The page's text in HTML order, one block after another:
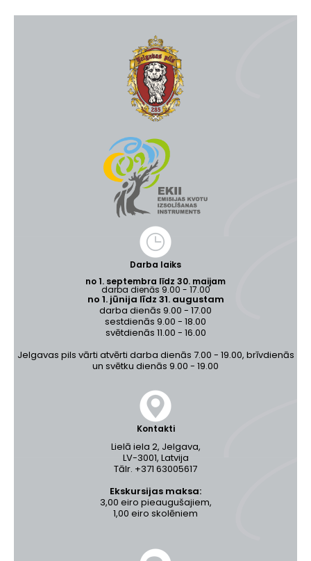
Darba laiks
no 1. septembra līdz 30. maijam
darba dienās 9.00 - 17.00
no 1. jūnija līdz 31. augustam
darba dienās 9.00 - 17.00
sestdienās 9.00 - 18.00
svētdienās 11.00 - 16.00
Jelgavas pils vārti atvērti darba dienās 7.00 - 19.00, brīvdienās
un svētku dienās 9.00 - 19.00
Kontakti
Lielā iela 2, Jelgava,
LV-3001, Latvija
Tālr. +371 63005617
Ekskursijas maksa:
3,00 eiro pieaugušajiem,
1,00 eiro skolēniem